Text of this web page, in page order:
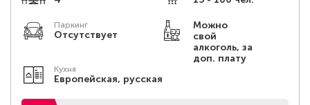
Паркинг
Отсутствует
Можно
свой
алкоголь, за
доп. плату
Кухня
Европейская, русская